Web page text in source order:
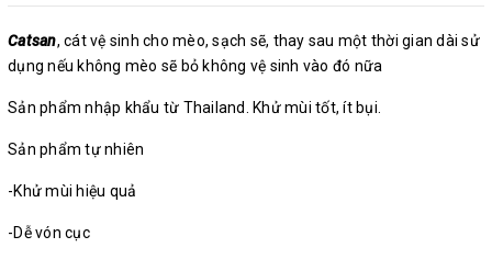
Catsan, cát vệ sinh cho mèo, sạch sẽ, thay sau một thời gian dài sử
dụng nếu không mèo sẽ bỏ không vệ sinh vào đó nữa
Sản phẩm nhập khẩu từ Thailand. Khử mùi tốt, ít bụi.
Sản phẩm tự nhiên
-Khử mùi hiệu quả
-Dễ vón cục